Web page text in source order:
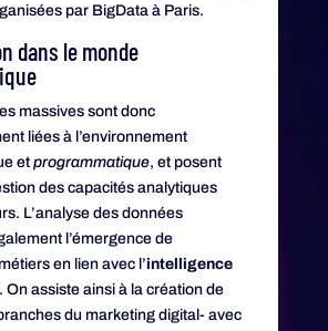
par BigData à Paris.
dans le monde
massives sont donc
liées à l’environnement
et programmatique, et posent
des capacités analytiques
L’analyse des données
l’émergence de
en lien avec l’intelligence
On assiste ainsi à la création de
du marketing digital- avec